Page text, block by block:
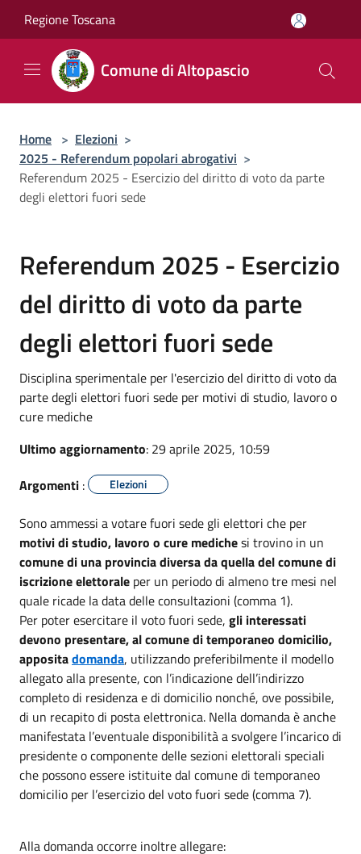
Regione Toscana
Comune di Altopascio
Home > Elezioni >
2025 - Referendum popolari abrogativi >
Referendum 2025 - Esercizio del diritto di voto da parte
degli elettori fuori sede
Referendum 2025 - Esercizio
del diritto di voto da parte
degli elettori fuori sede
Disciplina sperimentale per l'esercizio del diritto di voto da
parte degli elettori fuori sede per motivi di studio, lavoro o
cure mediche
Ultimo aggiornamento: 29 aprile 2025, 10:59
Argomenti : Elezioni
Sono ammessi a votare fuori sede gli elettori che per
motivi di studio, lavoro o cure medichesi trovino in un
comune di una provincia diversa da quella del comune di
iscrizione elettorale per un periodo di almeno tre mesi nel
quale ricade la data delle consultazioni (comma 1).
Per poter esercitare il voto fuori sede, gli interessati
devono presentare, al comune di temporaneo domicilio,
appositadomanda, utilizzando preferibilmente il modello
allegato alla presente, con l’indicazione dell’indirizzo
completo di residenza e di domicilio nonché, ove possibile,
di un recapito di posta elettronica. Nella domanda è anche
manifestata l’eventuale disponibilità a svolgere l’incarico di
presidente o componente delle sezioni elettorali speciali
che possono essere istituite dal comune di temporaneo
domicilio per l’esercizio del voto fuori sede (comma 7).
Alla domanda occorre inoltre allegare: